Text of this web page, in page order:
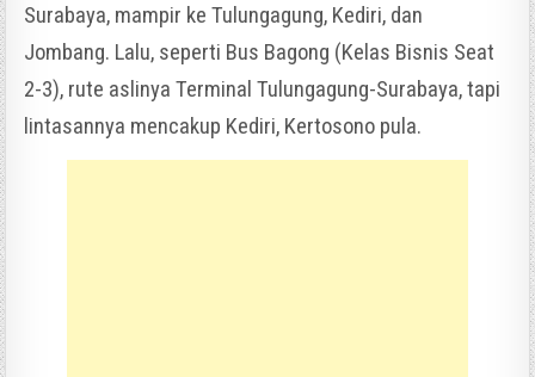
Surabaya, mampir ke Tulungagung, Kediri, dan
Jombang. Lalu, seperti Bus Bagong (Kelas Bisnis Seat
2-3), rute aslinya Terminal Tulungagung-Surabaya, tapi
lintasannya mencakup Kediri, Kertosono pula.